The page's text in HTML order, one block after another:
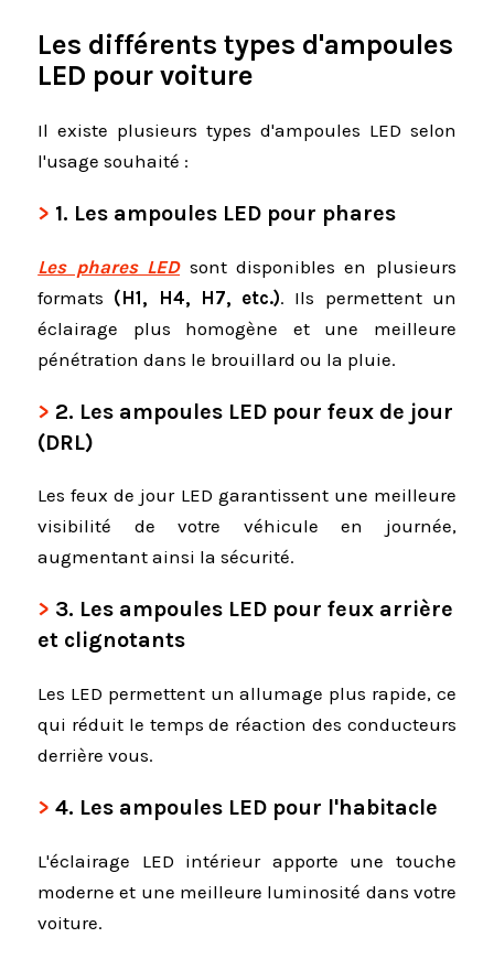
Les différents types d'ampoules
LED pour voiture
Il existe plusieurs types d'ampoules LED selon
l'usage souhaité :
1. Les ampoules LED pour phares
Les phares LEDsont disponibles en plusieurs
formats (H1, H4, H7, etc.). Ils permettent un
éclairage plus homogène et une meilleure
pénétration dans le brouillard ou la pluie.
2. Les ampoules LED pour feux de jour
(DRL)
Les feux de jour LED garantissent une meilleure
visibilité de votre véhicule en journée,
augmentant ainsi la sécurité.
3. Les ampoules LED pour feux arrière
et clignotants
Les LED permettent un allumage plus rapide, ce
qui réduit le temps de réaction des conducteurs
derrière vous.
4. Les ampoules LED pour l'habitacle
L'éclairage LED intérieur apporte une touche
moderne et une meilleure luminosité dans votre
voiture.